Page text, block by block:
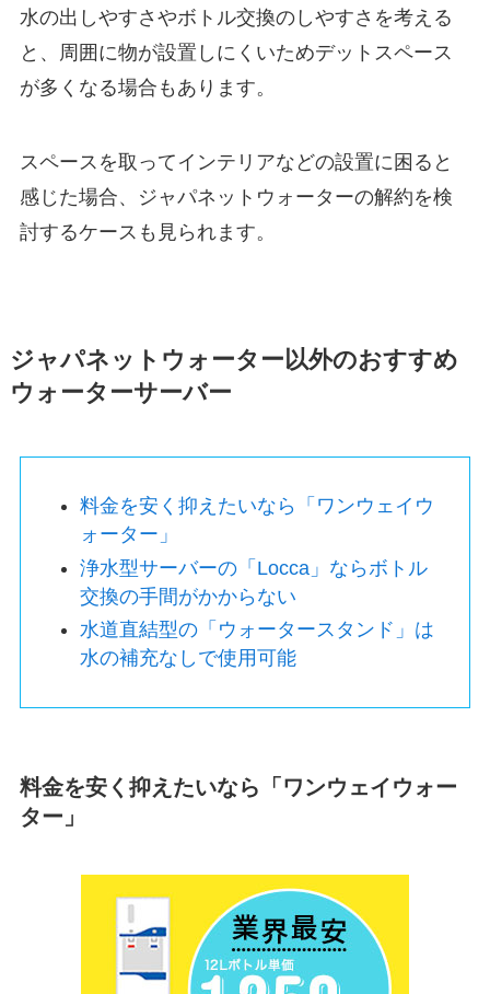
水の出しやすさやボトル交換のしやすさを考える
と、周囲に物が設置しにくいためデットスペース
が多くなる場合もあります。
スペースを取ってインテリアなどの設置に困ると
感じた場合、ジャパネットウォーターの解約を検
討するケースも見られます。
ジャパネットウォーター以外のおすすめ
ウォーターサーバー
料金を安く抑えたいなら「ワンウェイウ
ォーター」
浄水型サーバーの「Locca」ならボトル
交換の手間がかからない
水道直結型の「ウォータースタンド」は
水の補充なしで使用可能
料金を安く抑えたいなら「ワンウェイウォー
ター」